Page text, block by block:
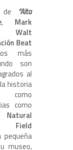
de “Alta
, Mark
Walt
Beat
más
son
al
historia
como
como
Field
pequeña
museo,